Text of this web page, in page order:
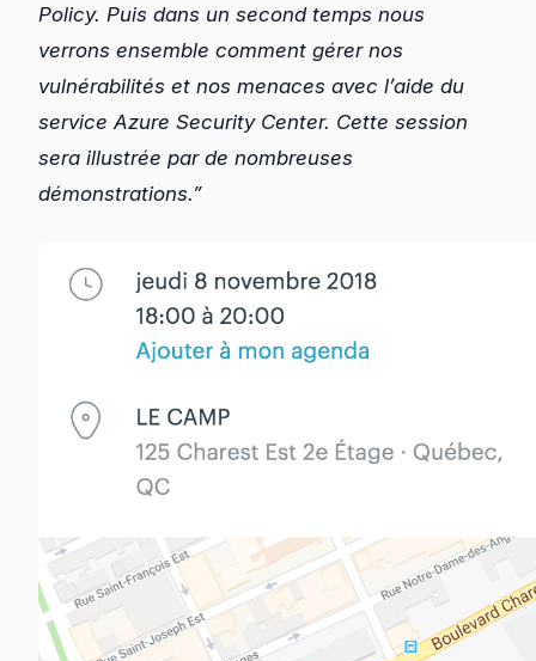
Policy. Puis dans un second temps nous
verrons ensemble comment gérer nos
vulnérabilités et nos menaces avec l’aide du
service Azure Security Center. Cette session
sera illustrée par de nombreuses
démonstrations.”